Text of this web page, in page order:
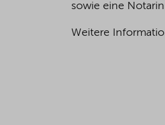
sowie eine
Weitere